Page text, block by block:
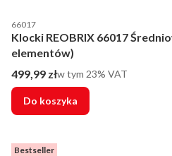
Kod producenta
66017
Klocki REOBRIX 66017
elementów)
Cena brutto
499,99 złw tym %s VAT
w tym 23% VAT
Do koszyka
Bestseller